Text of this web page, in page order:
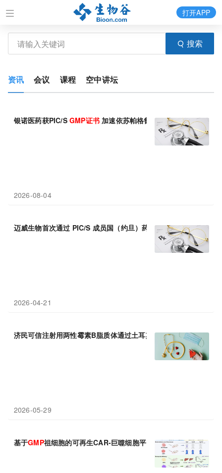
搜索
打开APP
资讯 会议 课程 空中讲坛
银诺医药获PIC/S GMP证书 加速依苏帕格鲁肽α全球化出海进程
2026-08-04
迈威生物首次通过 PIC/S 成员国（约旦）药监机构GMP现场检查
2026-04-21
济民可信注射用两性霉素B脂质体通过土耳其官方GMP审计
2026-05-29
基于GMP祖细胞的可再生CAR-巨噬细胞平台问世